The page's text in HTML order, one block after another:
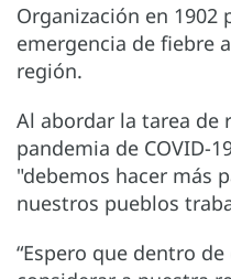
Organización en 1902
emergencia de fiebre
región.
Al abordar la tarea de
pandemia de COVID-
"debemos hacer más
nuestros pueblos
“Espero que dentro